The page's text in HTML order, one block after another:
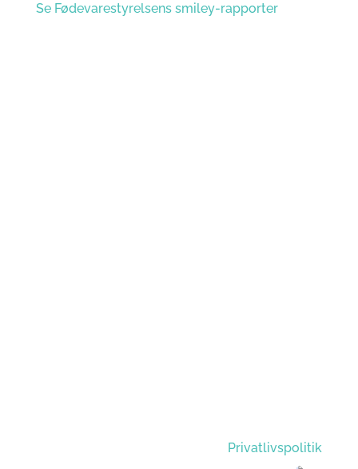
Se Fødevarestyrelsens smiley-rapporter
Privatlivspolitik